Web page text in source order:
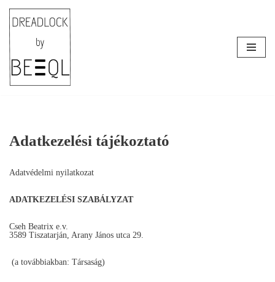
Skip
to
Adatkezelési tájékoztató
Adatvédelmi nyilatkozat
ADATKEZELÉSI SZABÁLYZAT
Cseh Beatrix e.v.
3589 Tiszatarján, Arany János utca 29.
(a továbbiakban: Társaság)